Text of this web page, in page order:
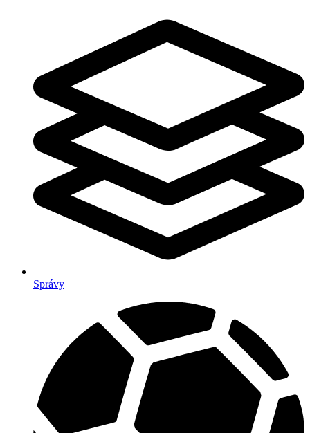
Správy